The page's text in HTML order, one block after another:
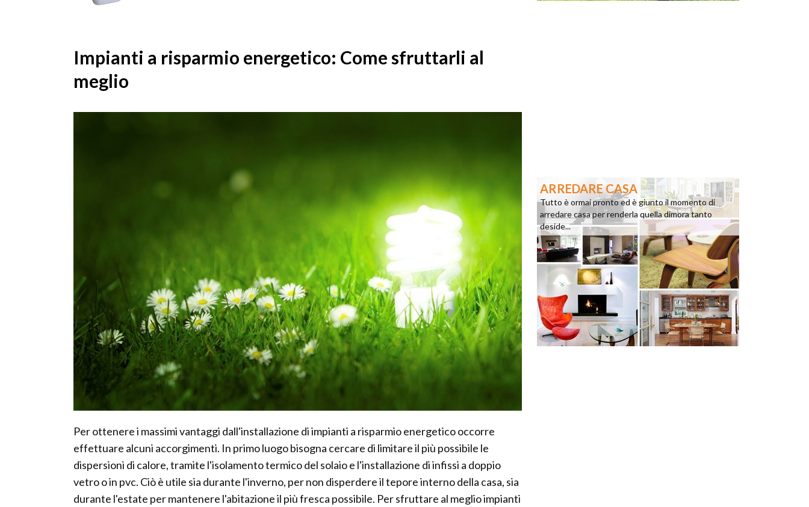
Impianti a risparmio energetico: Come sfruttarli al
meglio
Per ottenere i massimi vantaggi dall'installazione di impianti a risparmio energetico occorre
effettuare alcuni accorgimenti. In primo luogo bisogna cercare di limitare il più possibile le
dispersioni di calore, tramite l'isolamento termico del solaio e l'installazione di infissi a doppio
vetro o in pvc. Ciò è utile sia durante l'inverno, per non disperdere il tepore interno della casa, sia
durante l'estate per mantenere l'abitazione il più fresca possibile. Per sfruttare al meglio impianti
ARREDARE CASA
Tutto è ormai pronto ed è giunto il momento di
arredare casa per renderla quella dimora tanto
deside...